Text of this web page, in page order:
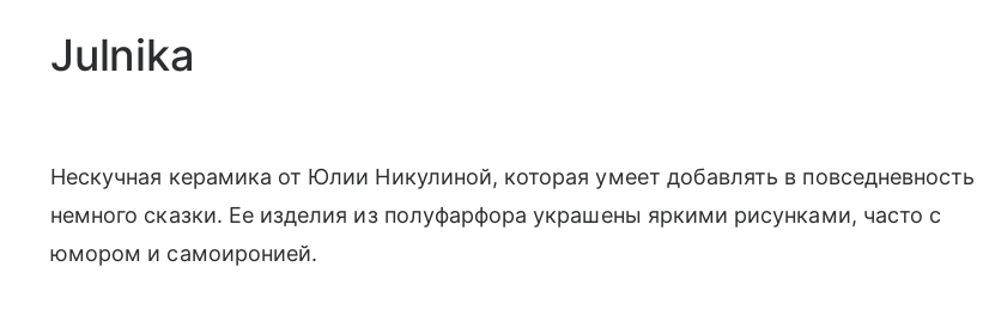
Julnika
Нескучная керамика от Юлии Никулиной, которая умеет добавлять в повседневность
немного сказки. Ее изделия из полуфарфора украшены яркими рисунками, часто с
юмором и самоиронией.